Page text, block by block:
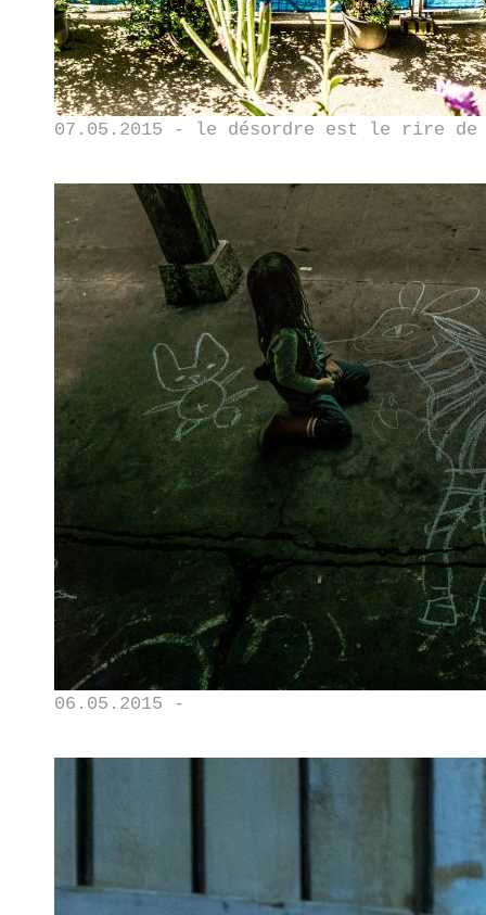
07.05.2015 - le désordre est le rire de
06.05.2015 -